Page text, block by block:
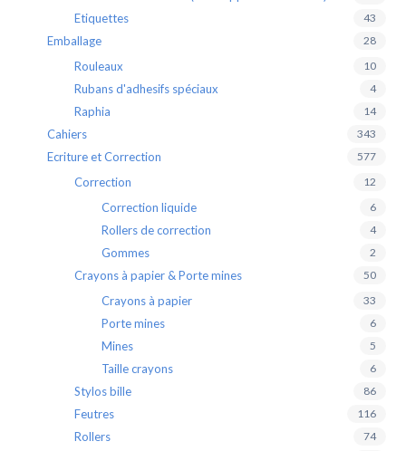
Etiquettes 43
Emballage 28
Rouleaux 10
Rubans d'adhesifs spéciaux 4
Raphia 14
Cahiers 343
Ecriture et Correction 577
Correction 12
Correction liquide 6
Rollers de correction 4
Gommes 2
Crayons à papier & Porte mines 50
Crayons à papier 33
Porte mines 6
Mines 5
Taille crayons 6
Stylos bille 86
Feutres 116
Rollers 74